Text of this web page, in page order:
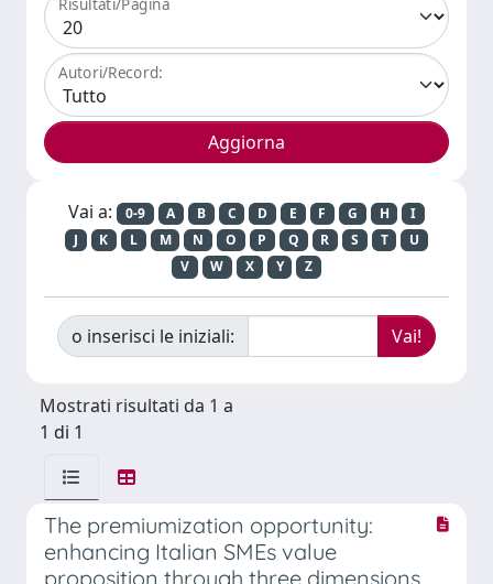
Risultati/Pagina
Autori/Record:
Vai a: 0-9 A B C D E F G H
I
J
K L M N O P Q R S T
U
V
W X Y Z
o inserisci le iniziali:
Mostrati risultati da 1 a
1 di 1
The premiumization opportunity:
enhancing Italian SMEs value
proposition through three dimensions